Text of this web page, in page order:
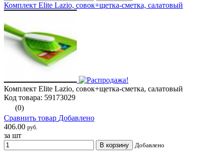
Комплект Elite Lazio, совок+щетка-сметка, салатовый
Комплект Elite Lazio, совок+щетка-сметка, салатовый
Код товара: 59173029
(0)
Сравнить товар Добавлено
406.00 руб.
за шт
В корзину Добавлено